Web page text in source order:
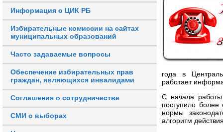
Информация о ЦИК РБ
Избирательные комиссии на сайтах
муниципальных образований
Часто задаваемые вопросы
Обеспечение избирательных прав
граждан, являющихся инвалидами
Соглашения о сотрудничестве
СМИ о выборах
года в
работает
С начала
поступило более
нормы
алгоритм